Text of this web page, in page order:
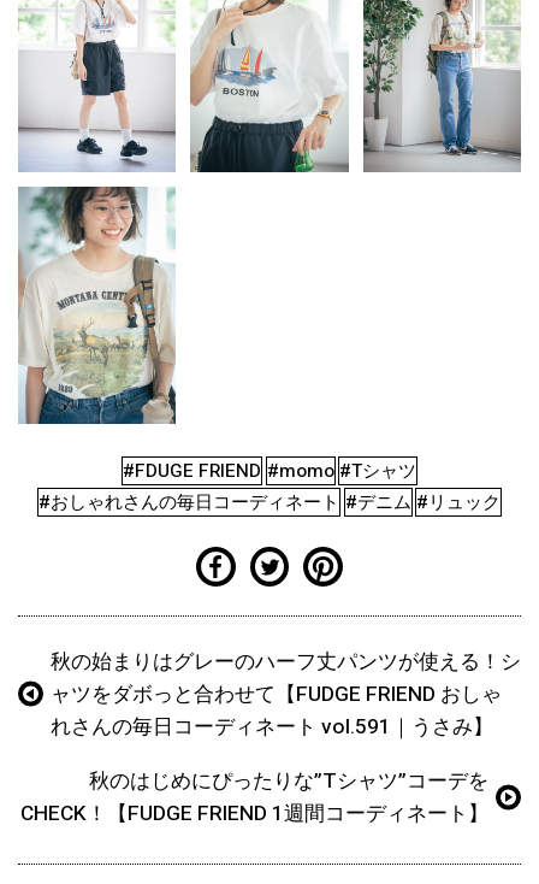
#FDUGE FRIEND #momo #Tシャツ
#おしゃれさんの毎日コーディネート #デニム #リュック
秋の始まりはグレーのハーフ丈パンツが使える！シ
ャツをダボっと合わせて【FUDGE FRIEND おしゃ
れさんの毎日コーディネート vol.591｜うさみ】
秋のはじめにぴったりな”Tシャツ”コーデを
CHECK！【FUDGE FRIEND 1週間コーディネート】